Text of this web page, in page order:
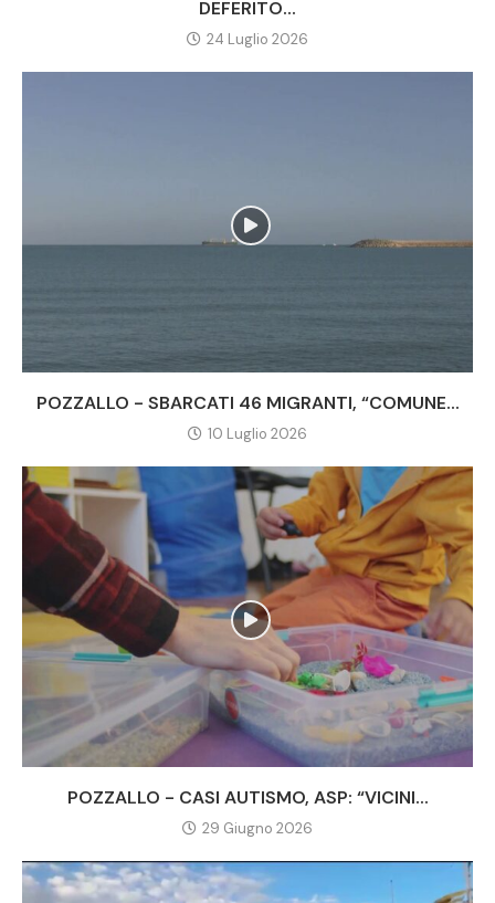
DEFERITO...
24 Luglio 2026
POZZALLO - SBARCATI 46 MIGRANTI, “COMUNE...
10 Luglio 2026
POZZALLO - CASI AUTISMO, ASP: “VICINI...
29 Giugno 2026